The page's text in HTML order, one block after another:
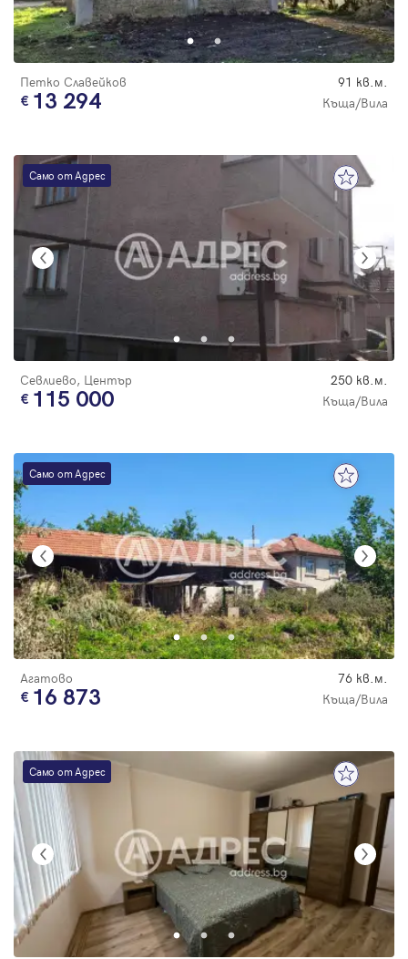
Петко Славейков 91 кв.м.
13 294 Къща/Вила
Само от Адрес
Севлиево, Център 250 кв.м.
115 000 Къща/Вила
Само от Адрес
Агатово 76 кв.м.
16 873 Къща/Вила
Само от Адрес
Парола